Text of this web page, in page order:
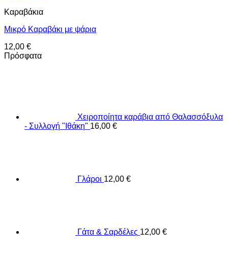
Καραβάκια
Μικρό Καραβάκι με ψάρια
12,00 €
Πρόσφατα
Χειροποίητα καράβια από Θαλασσόξυλα
- Συλλογή "Ιθάκη" 16,00 €
Γλάροι 12,00 €
Γάτα & Σαρδέλες 12,00 €